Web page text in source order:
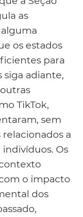
as
os estados
para
siga adiante,
TikTok,
sem
a
Os
o impacto
dos